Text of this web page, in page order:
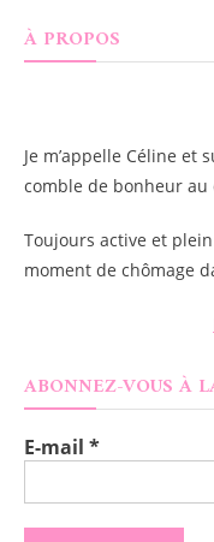
À PROPOS
Je m’appelle Céline et
comble de bonheur
Toujours active et
moment de chômage
ABONNEZ-VOUS À
E-mail *